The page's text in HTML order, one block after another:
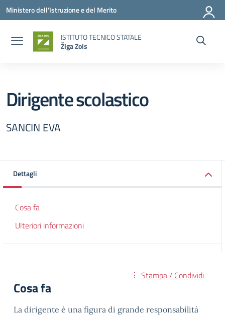
Vai ai contenuti
Vai al menu di navigazione
Vai al footer
Ministero dell'Istruzione e del Merito
ISTITUTO TECNICO STATALE
Žiga Zois
Dirigente scolastico
SANCIN EVA
Dettagli
Cosa fa
Ulteriori informazioni
Stampa / Condividi
Cosa fa
La dirigente è una figura di grande responsabilità